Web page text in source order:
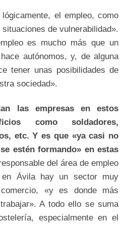
el empleo, como
de vulnerabilidad».
es mucho más que un
autónomos, y, de alguna
tener unas posibilidades de
sociedad».
las empresas en estos
como soldadores,
etc. Y es que «ya casi no
estén formando» en estas
del área de empleo
Ávila hay un sector muy
«y es donde más
A todo ello se suma
especialmente en el